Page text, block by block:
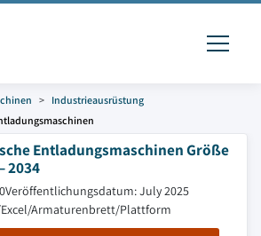
Industrieausrüstung
Entladungsmaschinen Größe
2034
Veröffentlichungsdatum: July 2025
Armaturenbrett/Plattform